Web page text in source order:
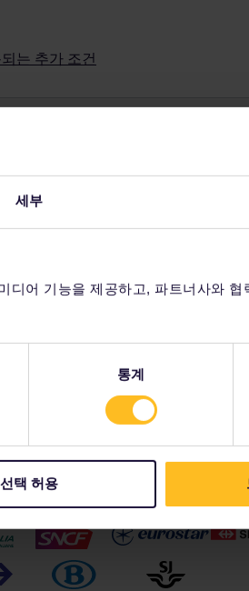
세부
어 기능을 제공하고, 파트너사와 협
통계
선택 허용
세 이상 27세 이하이어야 합니다.
60세 이상이어야 합니다.
는 추가 조건
다.
어린이와 함께 여행할 수 있습니다. 예를
어린이 2명이 초과되는 경우에는 초과된
여행합니다.
네트워크는 세계적으로
터 지방의 매력적인 마을
에 구애 없이 원하는 곳으
다.
지금 유
예약
패스
음을 포함합니다.